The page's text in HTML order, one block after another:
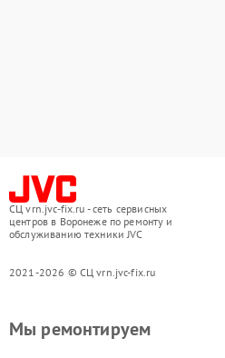
СЦ vrn.jvc-fix.ru - сеть сервисных
центров в Воронеже по ремонту и
обслуживанию техники JVC
2021-2026 © СЦ vrn.jvc-fix.ru
Мы ремонтируем